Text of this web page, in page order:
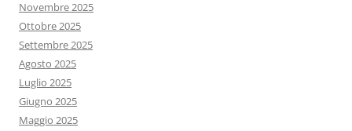
Novembre 2025
Ottobre 2025
Settembre 2025
Agosto 2025
Luglio 2025
Giugno 2025
Maggio 2025